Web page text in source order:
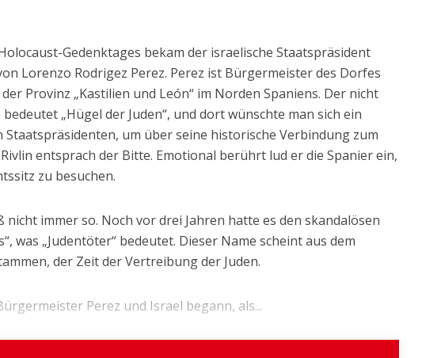
Gedenktages bekam der israelische Staatspräsident
Lorenzo Rodrigez Perez. Perez ist Bürgermeister des Dorfes
Provinz „Kastilien und León“ im Norden Spaniens. Der nicht
„Hügel der Juden“, und dort wünschte man sich ein
Staatspräsidenten, um über seine historische Verbindung zum
entsprach der Bitte. Emotional berührt lud er die Spanier ein,
zu besuchen.
nicht immer so. Noch vor drei Jahren hatte es den skandalösen
was „Judentöter“ bedeutet. Dieser Name scheint aus dem
der Zeit der Vertreibung der Juden.
Perez und Israel begann, als...